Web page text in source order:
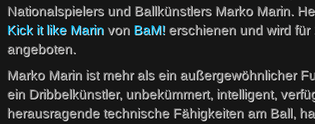
Nationalspielers und Ballkünstlers Marko Marin.
Kick it like Marin von BaM! erschienen und wird für
angeboten.
Marko Marin ist mehr als ein außergewöhnlicher
ein Dribbelkünstler, unbekümmert, intelligent,
herausragende technische Fähigkeiten am Ball,